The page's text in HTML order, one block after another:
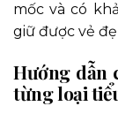
mốc và có
giữ được vẻ
Hướng dẫn
từng loại